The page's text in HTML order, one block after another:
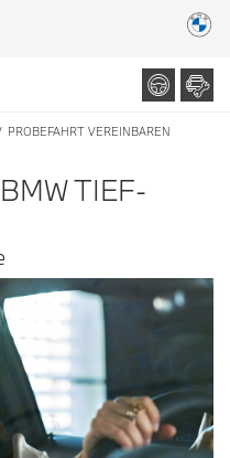
PROBEFAHRT VEREINBAREN
TIEF-